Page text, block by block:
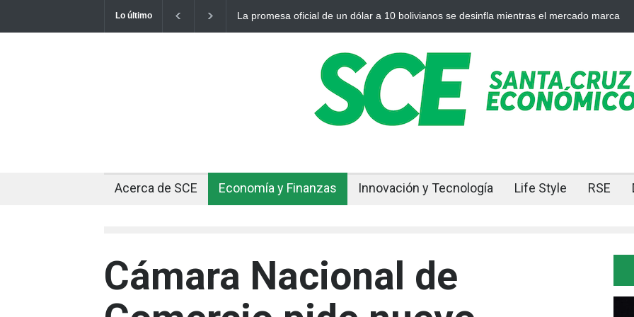
Lo último
La promesa oficial de un dólar a 10 bolivianos se desinfla mientras el mercado marca
Cuando el
Acerca de SCE Economía y Finanzas Innovación y Tecnología Life Style RSE
Cámara Nacional de